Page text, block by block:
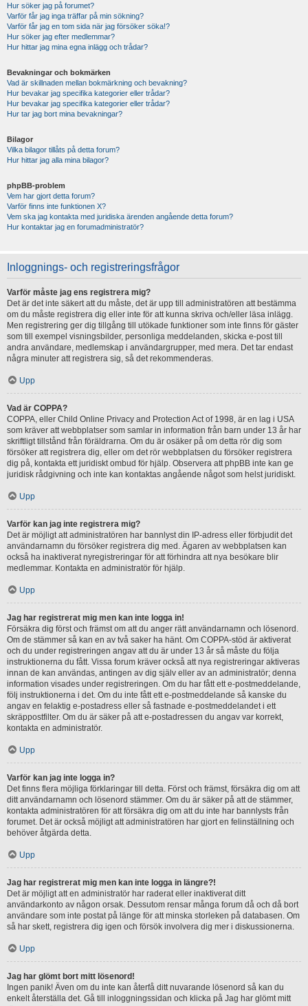
Hur söker jag på forumet?
Varför får jag inga träffar på min sökning?
Varför får jag en tom sida när jag försöker söka!?
Hur söker jag efter medlemmar?
Hur hittar jag mina egna inlägg och trådar?
Bevakningar och bokmärken
Vad är skillnaden mellan bokmärkning och bevakning?
Hur bevakar jag specifika kategorier eller trådar?
Hur bevakar jag specifika kategorier eller trådar?
Hur tar jag bort mina bevakningar?
Bilagor
Vilka bilagor tillåts på detta forum?
Hur hittar jag alla mina bilagor?
phpBB-problem
Vem har gjort detta forum?
Varför finns inte funktionen X?
Vem ska jag kontakta med juridiska ärenden angående detta forum?
Hur kontaktar jag en forumadministratör?
Inloggnings- och registreringsfrågor
Varför måste jag ens registrera mig?
Det är det inte säkert att du måste, det är upp till administratören att bestämma
om du måste registrera dig eller inte för att kunna skriva och/eller läsa inlägg.
Men registrering ger dig tillgång till utökade funktioner som inte finns för gäster
som till exempel visningsbilder, personliga meddelanden, skicka e-post till
andra användare, medlemskap i användargrupper, med mera. Det tar endast
några minuter att registrera sig, så det rekommenderas.
Upp
Vad är COPPA?
COPPA, eller Child Online Privacy and Protection Act of 1998, är en lag i USA
som kräver att webbplatser som samlar in information från barn under 13 år har
skriftligt tillstånd från föräldrarna. Om du är osäker på om detta rör dig som
försöker att registrera dig, eller om det rör webbplatsen du försöker registrera
dig på, kontakta ett juridiskt ombud för hjälp. Observera att phpBB inte kan ge
juridisk rådgivning och inte kan kontaktas angående något som helst juridiskt.
Upp
Varför kan jag inte registrera mig?
Det är möjligt att administratören har bannlyst din IP-adress eller förbjudit det
användarnamn du försöker registrera dig med. Ägaren av webbplatsen kan
också ha inaktiverat nyregistreringar för att förhindra att nya besökare blir
medlemmar. Kontakta en administratör för hjälp.
Upp
Jag har registrerat mig men kan inte logga in!
Försäkra dig först och främst om att du anger rätt användarnamn och lösenord.
Om de stämmer så kan en av två saker ha hänt. Om COPPA-stöd är aktiverat
och du under registreringen angav att du är under 13 år så måste du följa
instruktionerna du fått. Vissa forum kräver också att nya registreringar aktiveras
innan de kan användas, antingen av dig själv eller av an administratör; denna
information visades under registreringen. Om du har fått ett e-postmeddelande,
följ instruktionerna i det. Om du inte fått ett e-postmeddelande så kanske du
angav en felaktig e-postadress eller så fastnade e-postmeddelandet i ett
skräppostfilter. Om du är säker på att e-postadressen du angav var korrekt,
kontakta en administratör.
Upp
Varför kan jag inte logga in?
Det finns flera möjliga förklaringar till detta. Först och främst, försäkra dig om att
ditt användarnamn och lösenord stämmer. Om du är säker på att de stämmer,
kontakta administratören för att försäkra dig om att du inte har bannlysts från
forumet. Det är också möjligt att administratören har gjort en felinställning och
behöver åtgärda detta.
Upp
Jag har registrerat mig men kan inte logga in längre?!
Det är möjligt att en administratör har raderat eller inaktiverat ditt
användarkonto av någon orsak. Dessutom rensar många forum då och då bort
användare som inte postat på länge för att minska storleken på databasen. Om
så har skett, registrera dig igen och försök involvera dig mer i diskussionerna.
Upp
Jag har glömt bort mitt lösenord!
Ingen panik! Även om du inte kan återfå ditt nuvarande lösenord så kan du
enkelt återställa det. Gå till inloggningssidan och klicka på Jag har glömt mitt